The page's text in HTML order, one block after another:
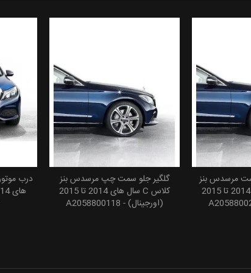
افزودن به سبد خرید
گلگیر جلو سمت چپ مرسدس بنز
کلاس C سال های 2014 تا 2015
(اورجینال) - A2058800118
سبد خرید
مرسدس بنز
کلاس C سال های 2014 تا 2015